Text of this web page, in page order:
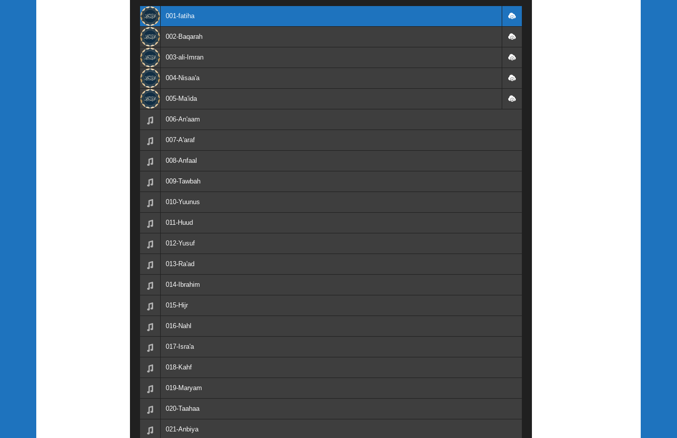
001-fatiha
002-Baqarah
003-ali-Imran
004-Nisaa'a
005-Ma'ida
006-An'aam
007-A'araf
008-Anfaal
009-Tawbah
010-Yuunus
011-Huud
012-Yusuf
013-Ra'ad
014-Ibrahim
015-Hijr
016-Nahl
017-Isra'a
018-Kahf
019-Maryam
020-Taahaa
021-Anbiya